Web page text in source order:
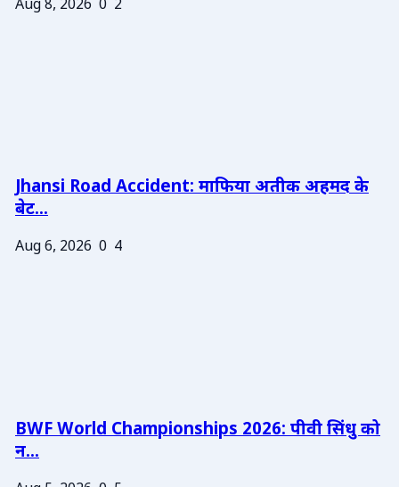
Aug 8, 2026 0 2
Jhansi Road Accident: माफिया अतीक अहमद के
बेट...
Aug 6, 2026 0 4
BWF World Championships 2026: पीवी सिंधु को
न...